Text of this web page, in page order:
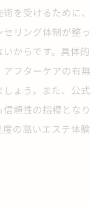
を受けるために
セリング体制が整
からです。具体
フターケアの有
ょう。また、公
頼性の指標とな
の高いエステ体